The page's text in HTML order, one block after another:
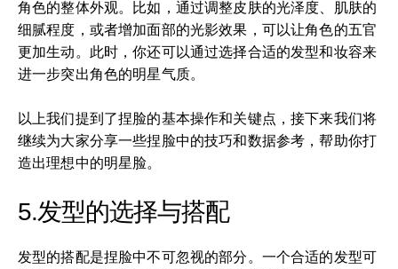
角色的整体外观。比如，通过调整皮肤的光泽度、肌肤的
细腻程度，或者增加面部的光影效果，可以让角色的五官
更加生动。此时，你还可以通过选择合适的发型和妆容来
进一步突出角色的明星气质。
以上我们提到了捏脸的基本操作和关键点，接下来我们将
继续为大家分享一些捏脸中的技巧和数据参考，帮助你打
造出理想中的明星脸。
5.发型的选择与搭配
发型的搭配是捏脸中不可忽视的部分。一个合适的发型可